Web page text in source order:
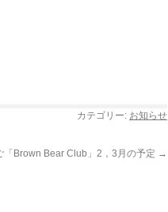
カテゴリー: お知らせ
「Brown Bear Club」2，3月の予定 →